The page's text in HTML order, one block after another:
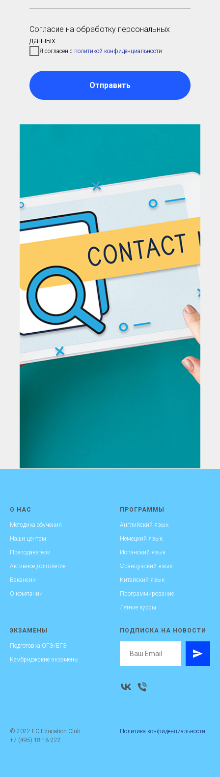
Согласие на обработку персональных
данных
Я согласен с политикой конфиденциальности
Отправить
О НАС
Методика обучения
Наши центры
Преподаватели
Активное долголетие
Вакансии
О компании
ПРОГРАММЫ
Английский язык
Немецкий язык
Испанский язык
Французский язык
Китайский язык
Программирование
Летние курсы
ЭКЗАМЕНЫ
Подготовка ОГЭ/ЕГЭ
Кембриджские экзамены
ПОДПИСКА НА НОВОСТИ
© 2022 EC Education Club
+7 (495) 18-18-222
Политика конфиденциальности